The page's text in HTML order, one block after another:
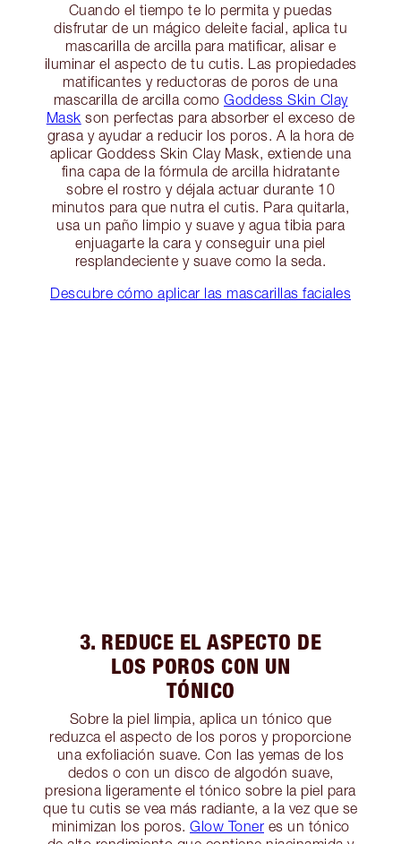
Cuando el tiempo te lo permita y puedas
disfrutar de un mágico deleite facial, aplica tu
mascarilla de arcilla para matificar, alisar e
iluminar el aspecto de tu cutis. Las propiedades
matificantes y reductoras de poros de una
mascarilla de arcilla como Goddess Skin Clay
Mask son perfectas para absorber el exceso de
grasa y ayudar a reducir los poros. A la hora de
aplicar Goddess Skin Clay Mask, extiende una
fina capa de la fórmula de arcilla hidratante
sobre el rostro y déjala actuar durante 10
minutos para que nutra el cutis. Para quitarla,
usa un paño limpio y suave y agua tibia para
enjuagarte la cara y conseguir una piel
resplandeciente y suave como la seda.
Descubre cómo aplicar las mascarillas faciales
3. REDUCE EL ASPECTO DE
LOS POROS CON UN
TÓNICO
Sobre la piel limpia, aplica un tónico que
reduzca el aspecto de los poros y proporcione
una exfoliación suave. Con las yemas de los
dedos o con un disco de algodón suave,
presiona ligeramente el tónico sobre la piel para
que tu cutis se vea más radiante, a la vez que se
minimizan los poros. Glow Toner es un tónico